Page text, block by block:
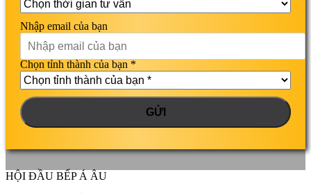
Nhập email của bạn
Chọn tỉnh thành của bạn *
HỘI ĐẦU BẾP Á ÂU